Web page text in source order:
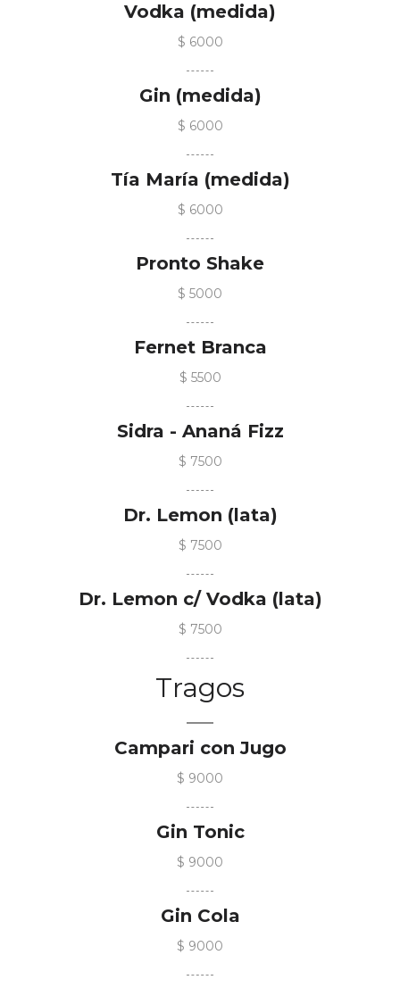
Vodka (medida)
$ 6000
Gin (medida)
$ 6000
Tía María (medida)
$ 6000
Pronto Shake
$ 5000
Fernet Branca
$ 5500
Sidra - Ananá Fizz
$ 7500
Dr. Lemon (lata)
$ 7500
Dr. Lemon c/ Vodka (lata)
$ 7500
Tragos
Campari con Jugo
$ 9000
Gin Tonic
$ 9000
Gin Cola
$ 9000